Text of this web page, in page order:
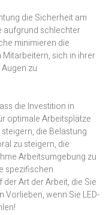
die Sicherheit am
aufgrund schlechter
minimieren die
sich in ihrer
zu
die Investition in
optimale Arbeitsplätze
die Belastung
zu steigern, die
Arbeitsumgebung zu
spezifischen
Art der Arbeit, die Sie
wenn Sie LED-